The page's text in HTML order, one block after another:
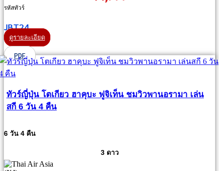
รหัสทัวร์
JBT24
ดูรายละเอียด
PDF
ทัวร์ญี่ปุ่น โตเกียว ฮาคุบะ ฟูจิเท็น ชมวิวพานอรามา เล่น
สกี 6 วัน 4 คืน
6 วัน 4 คืน
3 ดาว